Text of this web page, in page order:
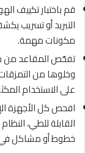
قم باختبار تكييف
التبريد أو تسريب
مكونات مهمة.
تفحّص المقاعد من
وخلوها من
على الاستخدام
افحص كل الأجهزة
القابلة للطي،
خطوط أو مشاكل في